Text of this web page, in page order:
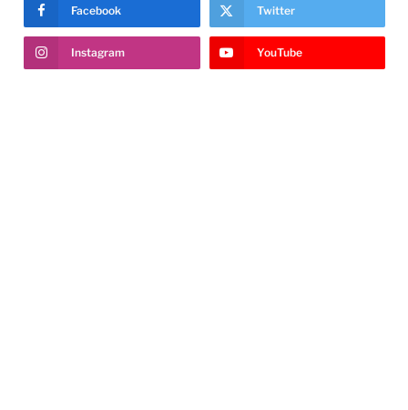
Facebook Twitter
Instagram YouTube